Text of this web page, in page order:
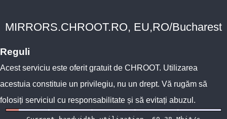
MIRRORS.CHROOT.RO, EU,RO/Bucharest
Reguli
Acest serviciu este oferit gratuit de CHROOT. Utilizarea
acestuia constituie un privilegiu, nu un drept. Vă rugăm să
folosiți serviciul cu responsabilitate și să evitați abuzul.